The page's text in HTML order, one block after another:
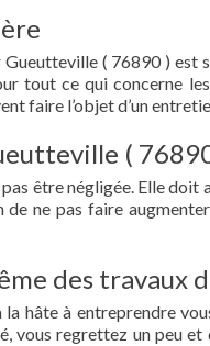
( 76890 ) est
tout ce qui concerne
faire l’objet d’un
(
être négligée. Elle
ne pas faire
des travaux
la hâte à entreprendre
vous regrettez un peu